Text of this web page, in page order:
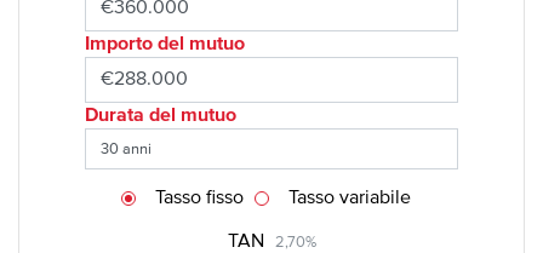
Importo del mutuo
Durata del mutuo
TAN 2,70%
Tasso fisso Tasso variabile